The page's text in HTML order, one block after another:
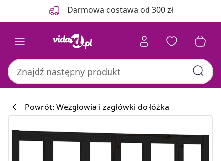
Darmowa dostawa od 300 zł
Powrót: Wezgłowia i zagłówki do łóżka